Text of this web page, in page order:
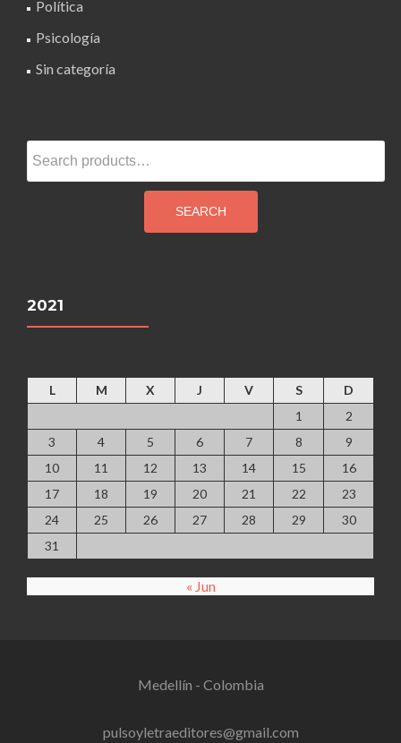
Política
Psicología
Sin categoría
Search
for:
SEARCH
2021
L M X J V S
D
1
2
3
4 5 6 7 8
9
10
11 12 13 14 15
16
17
18 19 20 21 22
23
24
25 26 27 28 29
30
31
« Jun
Medellín - Colombia
pulsoyletraeditores@gmail.com